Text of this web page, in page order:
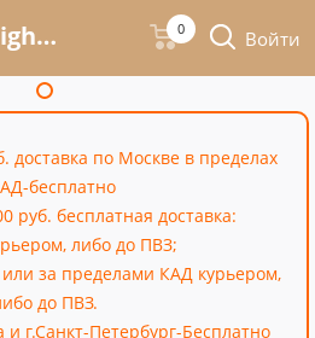
Constant Delight Trionfo Краска для волос 60 мл – купить недорого в Москве в интернет-магазине «Cossale» 0 Войти
доставка по Москве в пределах
бесплатно
руб. бесплатная доставка:
либо до ПВЗ;
или за пределами КАД курьером,
до ПВЗ.
г.Санкт-Петербург-Бесплатно